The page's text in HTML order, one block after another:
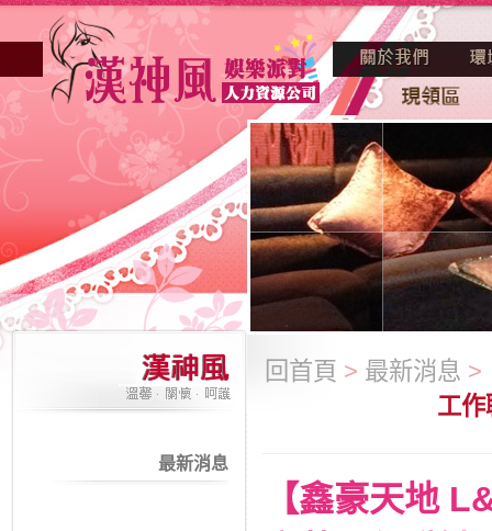
最新消息
回首頁 > 最新消息 >
工
【鑫豪天地